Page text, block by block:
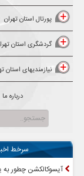
پورتال استان تهران
گردشگری استان
نیازمندیهای استان
درباره ما
سرخط
آیسوکالکشن چطور به